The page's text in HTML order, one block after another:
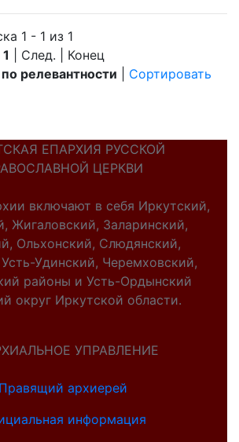
1 - 1 из 1
1 | След. | Конец
релевантности
Сортировать
ЕПАРХИЯ РУССКОЙ
ЦЕРКВИ
включают в себя Иркутский,
Жигаловский, Заларинский,
Ольхонский, Слюдянский,
Удинский, Черемховский,
районы и Усть-Ордынский
округ Иркутской области.
УПРАВЛЕНИЕ
Правящий архиерей
информация